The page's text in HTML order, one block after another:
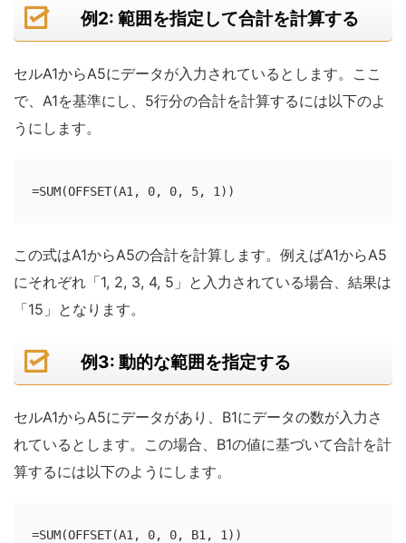
例2: 範囲を指定して合計を計算する
セルA1からA5にデータが入力されているとします。ここ
で、A1を基準にし、5行分の合計を計算するには以下のよ
うにします。
=SUM(OFFSET(A1, 0, 0, 5, 1))
この式はA1からA5の合計を計算します。例えばA1からA5
にそれぞれ「1, 2, 3, 4, 5」と入力されている場合、結果は
「15」となります。
例3: 動的な範囲を指定する
セルA1からA5にデータがあり、B1にデータの数が入力さ
れているとします。この場合、B1の値に基づいて合計を計
算するには以下のようにします。
=SUM(OFFSET(A1, 0, 0, B1, 1))